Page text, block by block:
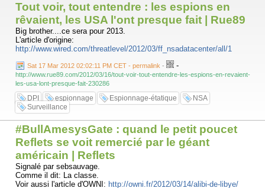
Tout voir, tout entendre : les espions en
rêvaient, les USA l'ont presque fait | Rue89
Big brother....ce sera pour 2013.
L'article d'origine:
http://www.wired.com/threatlevel/2012/03/ff_nsadatacenter/all/1
Sat 17 Mar 2012 02:02:11 PM CET - permalink - -
http://www.rue89.com/2012/03/16/tout-voir-tout-entendre-les-espions-en-revaient-
les-usa-lont-presque-fait-230286
DPI espionnage Espionnage-étatique
NSA
Surveillance
#BullAmesysGate : quand le petit poucet
Reflets se voit remercié par le géant
américain | Reflets
Signalé par sebsauvage.
Comme il dit: La classe.
Voir aussi l'article d'OWNI: http://owni.fr/2012/03/14/alibi-de-libye/